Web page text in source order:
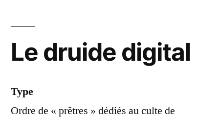
Le druide digital
Type
Ordre de « prêtres » dédiés au culte de